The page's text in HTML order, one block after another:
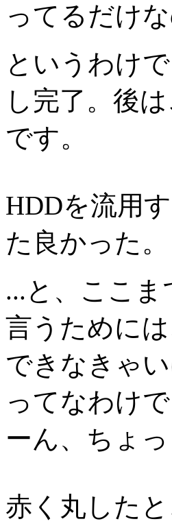
ってるだけ
というわけ
し完了。後
です。
HDDを流用
た良かった。
...と、ここ
言うために
できなきゃい
ってなわけ
ーん、ちょ
赤く丸した